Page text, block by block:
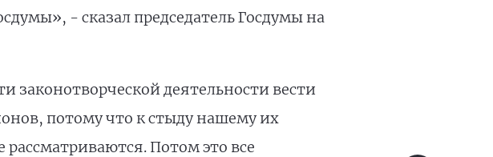
- сказал председатель Госдумы на
деятельности вести
потому что к стыду нашему их
Потом это все